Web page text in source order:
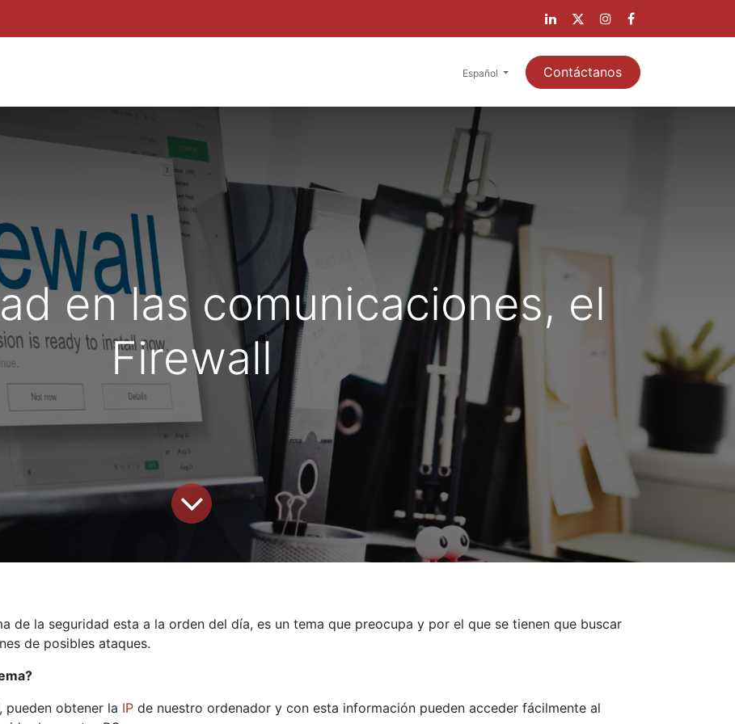
Español Contáctanos
en las comunicaciones, el
Firewall
de la seguridad esta a la orden del día, es un tema que preocupa y por el que se tienen que buscar
de posibles ataques.
pueden obtener la IP de nuestro ordenador y con esta información pueden acceder fácilmente al